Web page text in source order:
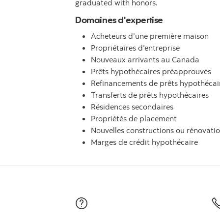
graduated with honors.
Domaines d'expertise
Acheteurs d’une première maison
Propriétaires d’entreprise
Nouveaux arrivants au Canada
Prêts hypothécaires préapprouvés
Refinancements de prêts
Transferts de prêts hypothécaires
Résidences secondaires
Propriétés de placement
Nouvelles constructions ou
Marges de crédit hypothécaire